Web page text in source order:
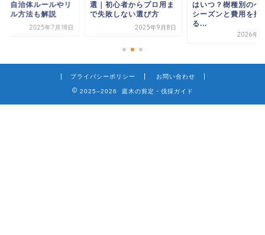
？自治体ルールやリ
クル方法も解説
2025年7月18日
選｜初心者からプロ用ま
で失敗しない選び方
2025年9月8日
はいつ？樹種別のベ
シーズンと費用を抑
る...
2026年6
プライバシーポリシー お問い合わせ
2025–2026 庭木の剪定・伐採ガイド